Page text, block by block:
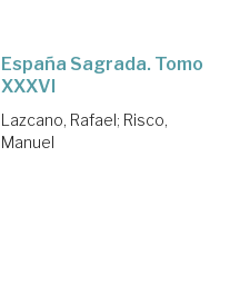
España Sagrada. Tomo
XXXVI
Lazcano, Rafael; Risco,
Manuel